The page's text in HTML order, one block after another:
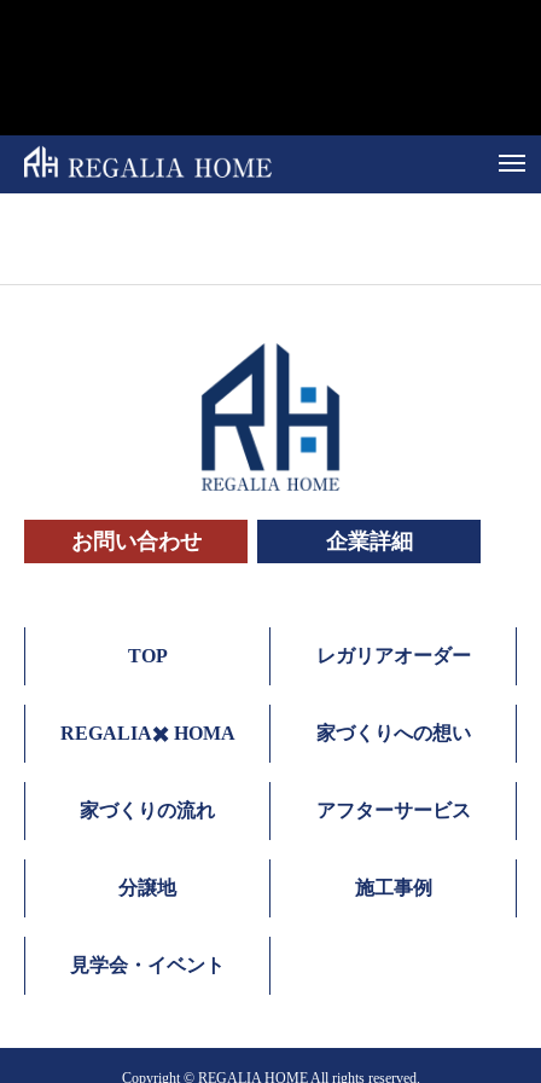
お問い合わせ 企業詳細
TOP レガリアオーダー
REGALIA✖️ HOMA 家づくりへの想い
家づくりの流れ アフターサービス
分譲地 施工事例
見学会・イベント
Copyright ©︎ REGALIA HOME All rights reserved.